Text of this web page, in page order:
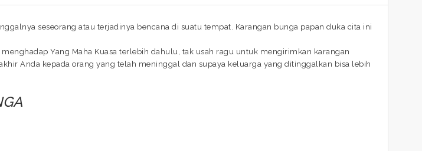
seseorang atau terjadinya bencana di suatu tempat. Karangan bunga papan duka cita ini
Yang Maha Kuasa terlebih dahulu, tak usah ragu untuk mengirimkan karangan
Anda kepada orang yang telah meninggal dan supaya keluarga yang ditinggalkan bisa lebih